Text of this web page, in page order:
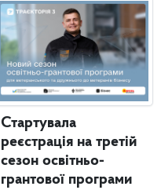
Стартувала
реєстрація на третій
сезон освітньо-
грантової програми